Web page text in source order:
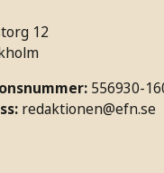
12
556930-
redaktionen@efn.se